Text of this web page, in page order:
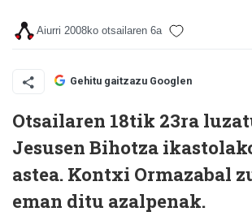
Aiurri 2008ko otsailaren 6a
Gehitu gaitzazu Googlen
Otsailaren 18tik 23ra
Jesusen Bihotza
astea. Kontxi Ormazabal
eman ditu azalpenak.